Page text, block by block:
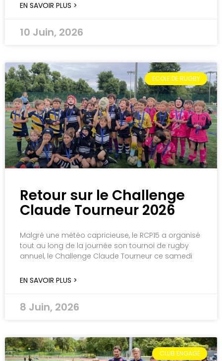
EN SAVOIR PLUS >
10 Juin, 2026
ECOLE DE RUGBY
Retour sur le Challenge
Claude Tourneur 2026
Malgré une météo capricieuse, le RCP15 a organisé
tout au long de la journée son tournoi de rugby
annuel, le Challenge Claude Tourneur ce samedi
EN SAVOIR PLUS >
8 Juin, 2026
CLUB ENGAGÉ